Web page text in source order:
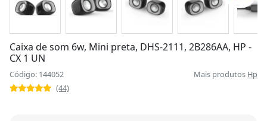
Caixa de som 6w, Mini preta, DHS-2111, 2B286AA, HP -
CX 1 UN
Código: 144052 Mais produtos Hp
(44)